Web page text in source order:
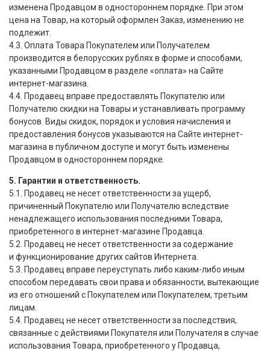
изменена Продавцом в одностороннем порядке. При этом
цена на Товар, на который оформлен Заказ, изменению не
подлежит.
4.3. Оплата Товара Покупателем или Получателем
производится в белорусских рублях в форме и способами,
указанными Продавцом в разделе «оплата» на Сайте
интернет-магазина.
4.4. Продавец вправе предоставлять Покупателю или
Получателю скидки на Товары и устанавливать программу
бонусов. Виды скидок, порядок и условия начисления и
предоставления бонусов указываются на Сайте интернет-
магазина в публичном доступе и могут быть изменены
Продавцом в одностороннем порядке.
5. Гарантии и ответственность.
5.1. Продавец не несет ответственности за ущерб,
причиненный Покупателю или Получателю вследствие
ненадлежащего использования последними Товара,
приобретенного в интернет-магазине Продавца.
5.2. Продавец не несет ответственности за содержание
и функционирование других сайтов Интернета.
5.3. Продавец вправе переуступать либо каким-либо иным
способом передавать свои права и обязанности, вытекающие
из его отношений с Покупателем или Покупателем, третьим
лицам.
5.4. Продавец не несет ответственности за последствия,
связанные с действиями Покупателя или Получателя в случае
использования Товара, приобретенного у Продавца,